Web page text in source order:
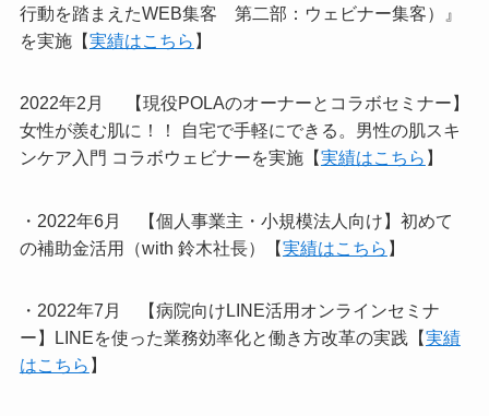
行動を踏まえたWEB集客 第二部：ウェビナー集客）』
を実施【実績はこちら 】
2022年2月 【現役POLAのオーナーとコラボセミナー】
女性が羨む肌に！！ 自宅で手軽にできる。男性の肌スキ
ンケア入門 コラボウェビナーを実施【実績はこちら 】
・2022年6月 【個人事業主・小規模法人向け】初めて
の補助金活用（with 鈴木社長）【実績はこちら 】
・2022年7月 【病院向けLINE活用オンラインセミナ
ー】LINEを使った業務効率化と働き方改革の実践【実績
はこちら 】